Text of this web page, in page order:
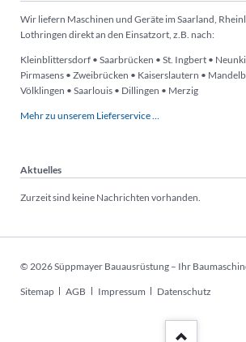
Wir liefern Maschinen und Geräte im Saarland,
Lothringen direkt an den Einsatzort, z.B. nach:
Kleinblittersdorf • Saarbrücken • St. Ingbert •
Pirmasens • Zweibrücken • Kaiserslautern •
Völklingen • Saarlouis • Dillingen • Merzig
Mehr zu unserem Lieferservice …
Aktuelles
Zurzeit sind keine Nachrichten vorhanden.
© 2026 Süppmayer Bauausrüstung – Ihr
Navigation
Sitemap AGB Impressum Datenschutz